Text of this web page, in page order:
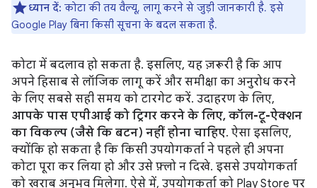
ध्यान दें: कोटा की तय वैल्यू, लागू करने से जुड़ी जानकारी है. इसे
Google Play बिना किसी सूचना के बदल सकता है.
कोटा में बदलाव हो सकता है. इसलिए, यह ज़रूरी है कि आप
अपने हिसाब से लॉजिक लागू करें और समीक्षा का अनुरोध करने
के लिए सबसे सही समय को टारगेट करें. उदाहरण के लिए,
आपके पास एपीआई को ट्रिगर करने के लिए, कॉल-टू-ऐक्शन
का विकल्प (जैसे कि बटन) नहीं होना चाहिए. ऐसा इसलिए,
क्योंकि हो सकता है कि किसी उपयोगकर्ता ने पहले ही अपना
कोटा पूरा कर लिया हो और उसे फ़्लो न दिखे. इससे उपयोगकर्ता
को खराब अनुभव मिलेगा. ऐसे में, उपयोगकर्ता को Play Store पर